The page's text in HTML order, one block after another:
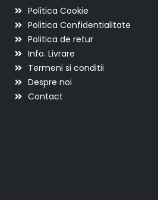
Politica Cookie
Politica Confidentialitate
Politica de retur
Info. Livrare
Termeni si conditii
Despre noi
Contact